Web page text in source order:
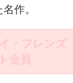
作。
・フレン
全員